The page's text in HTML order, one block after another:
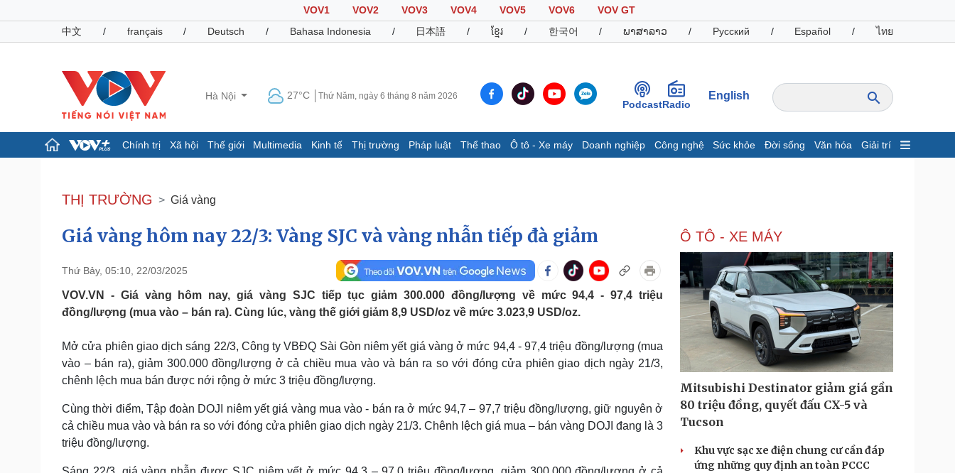
VOV1 VOV2 VOV3 VOV4 VOV5 VOV6
VOV GT
中文
/ français / Deutsch / Bahasa Indonesia / 日本語 / ខ្មែរ / 한국어 / ພາສາລາວ / Русский / Español / ไทย
Hà Nội 27°C Thứ Năm, ngày 6 tháng 8 năm 2026
PodcastRadio
English
Chính trị Xã hội Thế giới Multimedia Kinh tế Thị trường Pháp luật Thể thao Ô tô - Xe máy Doanh nghiệp Công nghệ Sức khỏe Đời sống Văn hóa Giải trí
Đảng
Tổ chức nhân sự
Nhận diện sự thật
Dự báo thời tiết
Dấu ấn VOV
E-Magazine
Infographic
Chứng khoán
Giá cà phê
Pháp luật
Vụ án
Tư vấn luật
Quân sự - Quốc phòng
Vũ khí
Phân tích
Thể thao
Bóng đá
Thế giới thể thao
eSports
Hậu trường
Ô tô - Xe máy
Ô tô
Tư vấn
Doanh nghiệp
Thông tin doanh nghiệp
Doanh nghiệp 24h
Doanh nhân
Vì cộng đồng
Công nghệ
Sành điệu
Tin Công nghệ
Trải nghiệm
Chuyển đổi số
Dinh dưỡng - món ngon
Cây thuốc
Sản phụ khoa
Nhà đẹp
Blog
Sân khấu - Điện ảnh
Văn học
Nghệ sĩ
Thời trang
Tư vấn
Săn Tour
Podcast
Câu chuyện thời sự
Cửa sổ tình yêu
Kể chuyện cho bé
THỊ TRƯỜNG Giá vàng
Giá vàng hôm nay 22/3: Vàng SJC và vàng nhẫn tiếp đà giảm
Thứ Bảy, 05:10, 22/03/2025
VOV.VN - Giá vàng hôm nay, giá vàng SJC tiếp tục giảm 300.000 đồng/lượng về mức 94,4 - 97,4 triệu
đồng/lượng (mua vào – bán ra). Cùng lúc, vàng thế giới giảm 8,9 USD/oz về mức 3.023,9 USD/oz.
Mở cửa phiên giao dịch sáng 22/3, Công ty VBĐQ Sài Gòn niêm yết giá vàng ở mức 94,4 - 97,4 triệu đồng/lượng (mua
vào – bán ra), giảm 300.000 đồng/lượng ở cả chiều mua vào và bán ra so với đóng cửa phiên giao dịch ngày 21/3,
chênh lệch mua bán được nới rộng ở mức 3 triệu đồng/lượng.
Cùng thời điểm, Tập đoàn DOJI niêm yết giá vàng mua vào - bán ra ở mức 94,7 – 97,7 triệu đồng/lượng, giữ nguyên ở
cả chiều mua vào và bán ra so với đóng cửa phiên giao dịch ngày 21/3. Chênh lệch giá mua – bán vàng DOJI đang là 3
triệu đồng/lượng.
Ô TÔ - XE MÁY
Mitsubishi Destinator giảm giá gần
80 triệu đồng, quyết đấu CX-5 và
Tucson
Khu vực sạc xe điện chung cư cần đáp
ứng những quy định an toàn PCCC